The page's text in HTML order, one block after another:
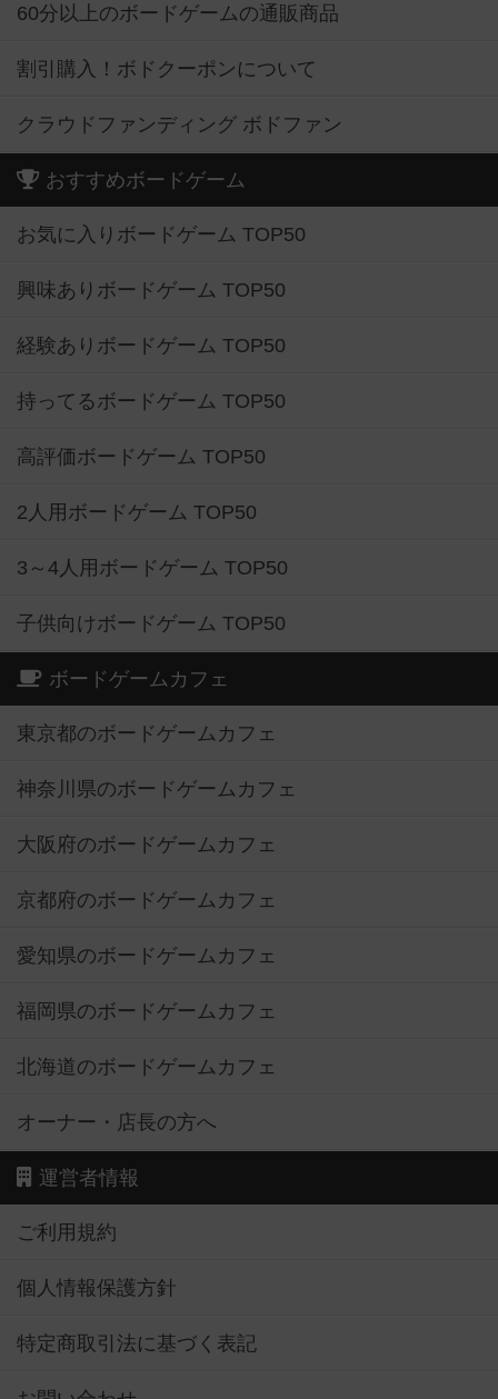
60分以上のボードゲームの通販商品
割引購入！ボドクーポンについて
クラウドファンディング ボドファン
おすすめボードゲーム
お気に入りボードゲーム TOP50
興味ありボードゲーム TOP50
経験ありボードゲーム TOP50
持ってるボードゲーム TOP50
高評価ボードゲーム TOP50
2人用ボードゲーム TOP50
3～4人用ボードゲーム TOP50
子供向けボードゲーム TOP50
ボードゲームカフェ
東京都のボードゲームカフェ
神奈川県のボードゲームカフェ
大阪府のボードゲームカフェ
京都府のボードゲームカフェ
愛知県のボードゲームカフェ
福岡県のボードゲームカフェ
北海道のボードゲームカフェ
オーナー・店長の方へ
運営者情報
ご利用規約
個人情報保護方針
特定商取引法に基づく表記